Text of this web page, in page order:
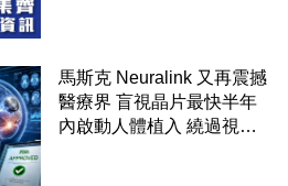
馬斯克 Neuralink 又再震撼
醫療界 盲視晶片最快半年
內啟動人體植入 繞過視神